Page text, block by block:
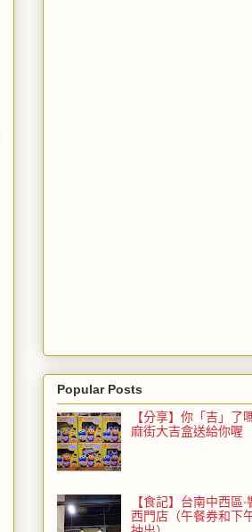
Popular Posts
【分享】你「吉」了
麻街大吉盒送給你喔
【食記】台南中西區
西門店（午餐券和下